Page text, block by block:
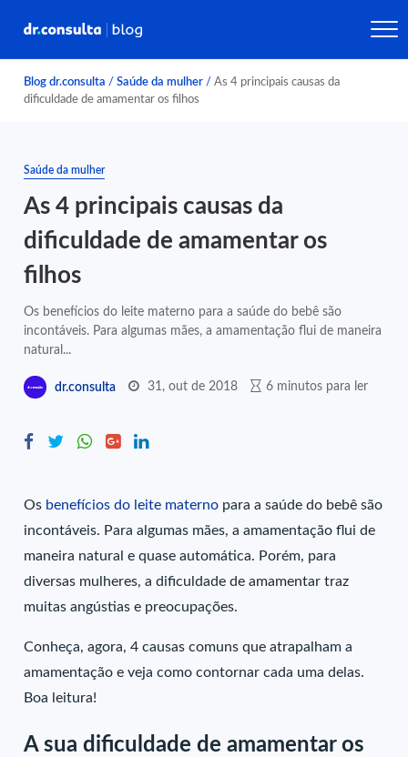
Blog dr.consulta / Saúde da mulher / As 4 principais causas da
dificuldade de amamentar os filhos
Saúde da mulher
As 4 principais causas da
dificuldade de amamentar os
filhos
Os benefícios do leite materno para a saúde do bebê são
incontáveis. Para algumas mães, a amamentação flui de maneira
natural...
dr.consulta 31, out de 2018 6 minutos para ler
Os benefícios do leite materno para a saúde do bebê são
incontáveis. Para algumas mães, a amamentação flui de
maneira natural e quase automática. Porém, para
diversas mulheres, a dificuldade de amamentar traz
muitas angústias e preocupações.
Conheça, agora, 4 causas comuns que atrapalham a
amamentação e veja como contornar cada uma delas.
Boa leitura!
A sua dificuldade de amamentar os